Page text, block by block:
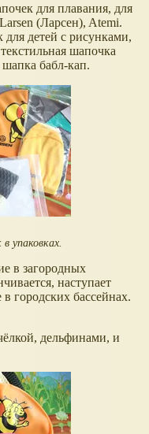
для плавания, для
(Ларсен), Atemi.
для детей с рисунками,
шапочка
бабл-кап.
упаковках.
в загородных
наступает
городских бассейнах.
дельфинами, и